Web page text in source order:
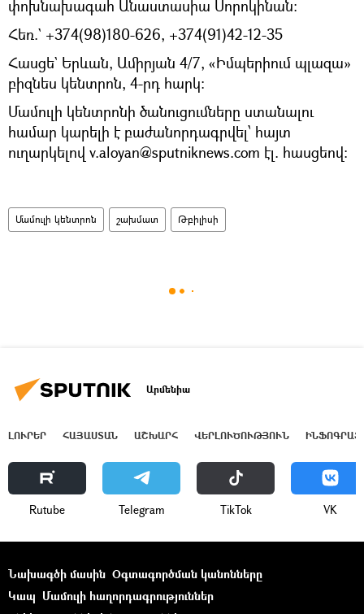
փոխնախագահ Անաստասիա Սորոկինան:
Հեռ.` +374(98)180-626, +374(91)42-12-35
Հասցե` Երևան, Ամիրյան 4/7, «Իմպերիում պլազա»
բիզնես կենտրոն, 4-րդ հարկ։
Մամուլի կենտրոնի ծանուցումները ստանալու
համար կարելի է բաժանորդագրվել՝ հայտ
ուղարկելով v.aloyan@sputniknews.com էլ. հասցեով:
Մամուլի կենտրոն շախմատ Թբիլիսի
Արմենիա
ԼՈՒՐԵՐ ՀԱՅԱՍՏԱՆ ԱՇԽԱՐՀ ՎԵՐԼՈՒԾՈՒԹՅՈՒՆ
Rutube Telegram ТikТоk VK
Նախագծի մասին Օգտագործման կանոնները
Կապ Մամուլի հաղորդագրություններ